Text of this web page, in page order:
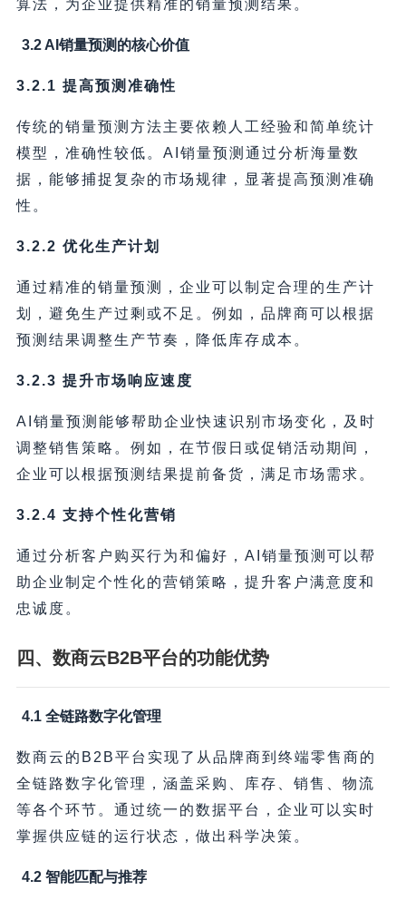
算法，为企业提供精准的销量预测结果。
3.2 AI销量预测的核心价值
3.2.1 提高预测准确性
传统的销量预测方法主要依赖人工经验和简单统计
模型，准确性较低。AI销量预测通过分析海量数
据，能够捕捉复杂的市场规律，显著提高预测准确
性。
3.2.2 优化生产计划
通过精准的销量预测，企业可以制定合理的生产计
划，避免生产过剩或不足。例如，品牌商可以根据
预测结果调整生产节奏，降低库存成本。
3.2.3 提升市场响应速度
AI销量预测能够帮助企业快速识别市场变化，及时
调整销售策略。例如，在节假日或促销活动期间，
企业可以根据预测结果提前备货，满足市场需求。
3.2.4 支持个性化营销
通过分析客户购买行为和偏好，AI销量预测可以帮
助企业制定个性化的营销策略，提升客户满意度和
忠诚度。
四、数商云B2B平台的功能优势
4.1 全链路数字化管理
数商云的B2B平台实现了从品牌商到终端零售商的
全链路数字化管理，涵盖采购、库存、销售、物流
等各个环节。通过统一的数据平台，企业可以实时
掌握供应链的运行状态，做出科学决策。
4.2 智能匹配与推荐